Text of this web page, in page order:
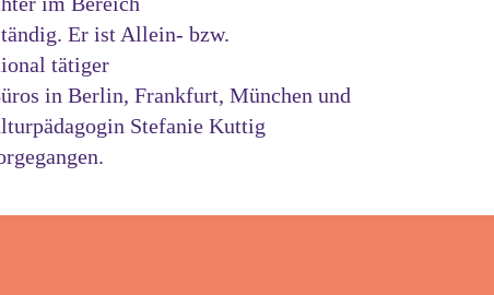
Er ist Allein- bzw.
tätiger
in Berlin, Frankfurt, München und
Stefanie Kuttig